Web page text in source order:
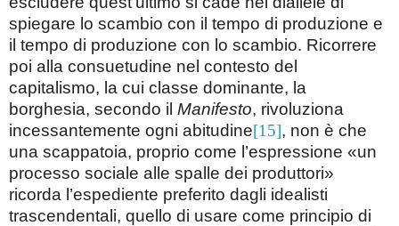
spiegare lo scambio con il tempo di produzione e
il tempo di produzione con lo scambio. Ricorrere
poi alla consuetudine nel contesto del
capitalismo, la cui classe dominante, la
borghesia, secondo il Manifesto, rivoluziona
incessantemente ogni abitudine[15], non è che
una scappatoia, proprio come l’espressione «un
processo sociale alle spalle dei produttori»
ricorda l’espediente preferito dagli idealisti
trascendentali, quello di usare come principio di